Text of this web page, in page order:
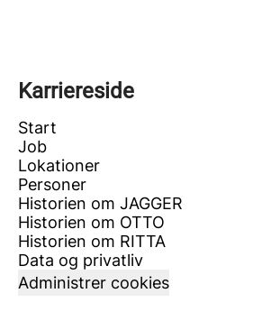
Karriereside
Start
Job
Lokationer
Personer
Historien om JAGGER
Historien om OTTO
Historien om RITTA
Data og privatliv
Administrer cookies